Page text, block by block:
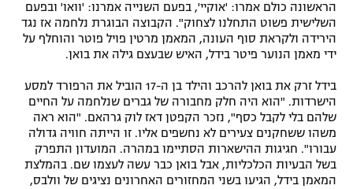
הראשונה כולם אמרו: 'אוקיי', בפעם השנייה אמרנו: 'וואו' ובפעם
השלישית פשוט התחלנו לצחוק". הקבוצה הבוגרת נלחמה אז נגד
הירידה ולקראת סוף העונה, המאמן מרטין פויל פוטר והוחלף על
ידי מאמן הנוער פיטר בידל, האיש שבעצם גילה את בואן.
בידל זרק את בואן להרכב והילד בן ה-17 הוביל את הרפורד למסע
הישרדות. "הוא היה חלק מחבורה של גברים שנלחמה על החיים
שלהם בלי לקבל כסף", נזכר הקפטן דאז לוק גרהאם. "הוא ראה
משהו ששחקנים צעירים לא נחשפים אליו. זו הייתה חוויה גדולה
עבורו". חגיגות ההישארות הסתיימו במהרה. המועדון התפרק
בשל הבעיות הכלכליות, אבל בואן כבר עשה לעצמו שם. בהמלצת
המאמן בידל, הגיעו בשני המחזורים האחרונים נציגים של וולבס,